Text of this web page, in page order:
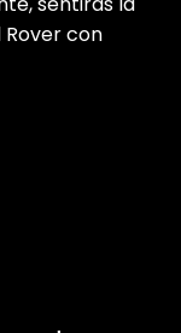
Rover con